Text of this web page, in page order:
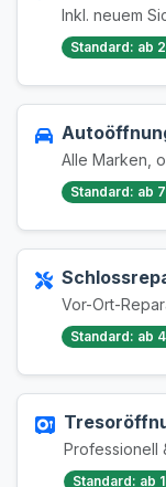
Inkl. neuem
Standard: ab
Alle Marken,
Standard: ab
Vor-Ort-
Standard: ab
Professionell
Standard: ab